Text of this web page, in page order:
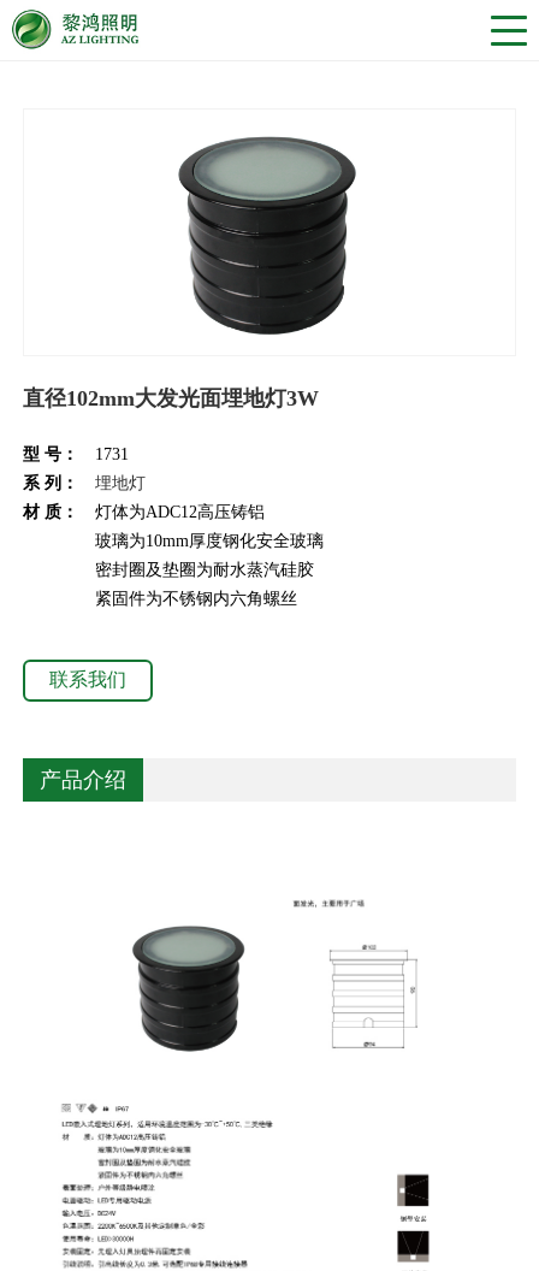
直径102mm大发光面埋地灯3W
型 号：
1731
系 列：
埋地灯
材 质：
灯体为ADC12高压铸铝
玻璃为10mm厚度钢化安全玻璃
密封圈及垫圈为耐水蒸汽硅胶
紧固件为不锈钢内六角螺丝
联系我们
产品介绍